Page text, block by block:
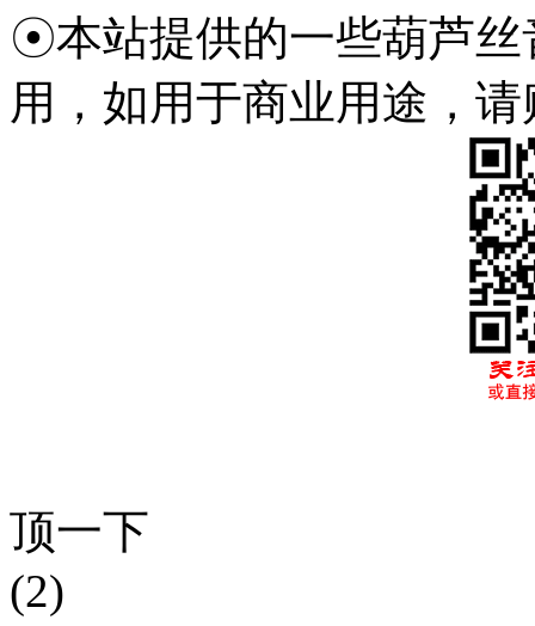
☉本站提供的一些葫芦丝
用，如用于商业用途，
顶一下
(2)